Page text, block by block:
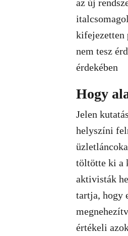
az új
kifejezetten
nem tesz
érdekében
Hogy
Jelen
helyszíni
töltötte ki a
aktivisták
tartja, hogy
értékeli